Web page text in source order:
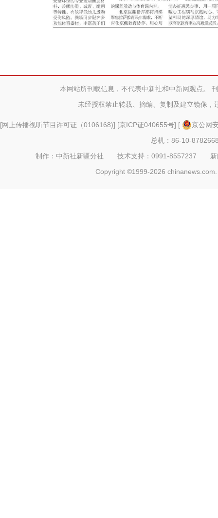
本网站所刊载信息，不代表中新社和中新网观点。
未经授权禁止转载、摘编、复制及建立镜像，
[网上传播视听节目许可证（0106168)] [京ICP证040655号] [
京公网
总机：86-10-
制作：中新社新疆分社 技术支持：0991-8557237
Copyright ©1999-2026